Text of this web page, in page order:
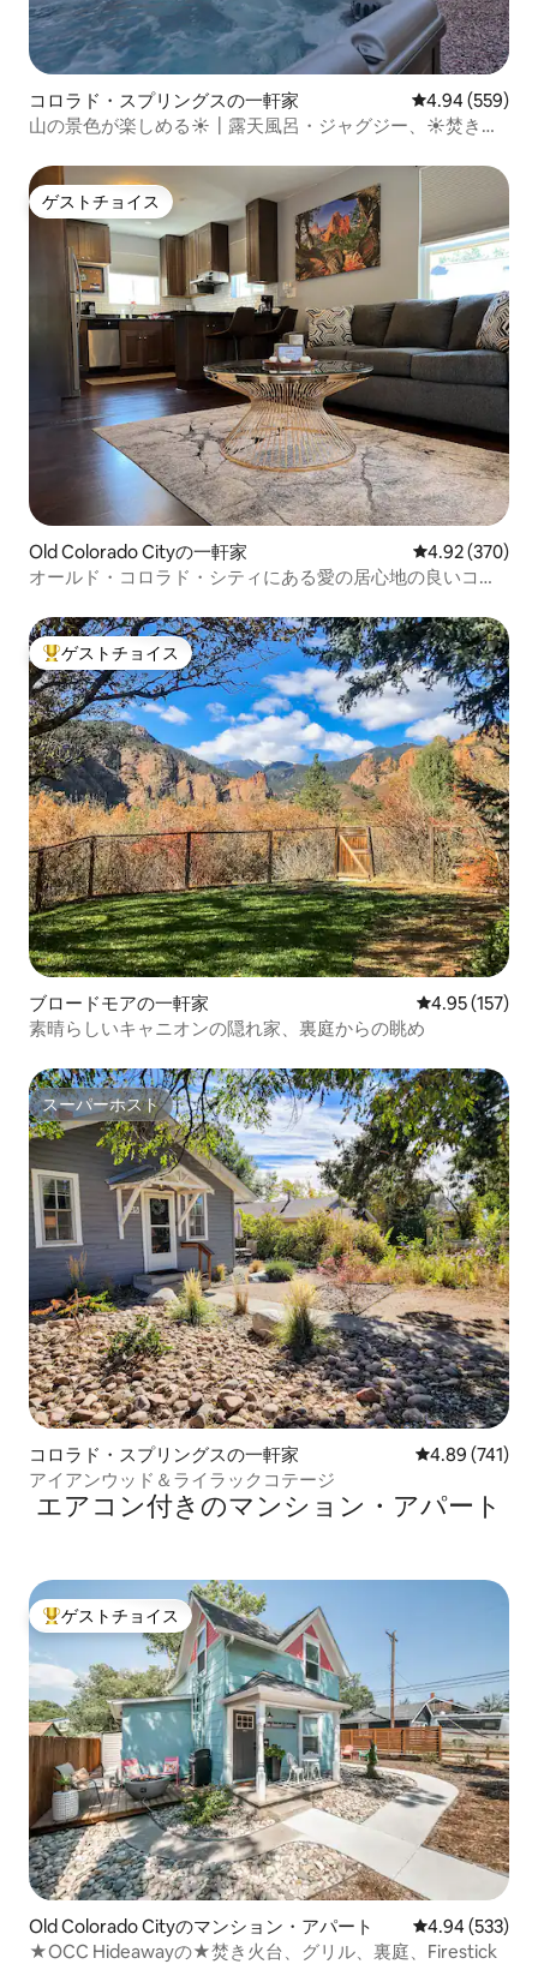
コロラド・スプリングスの一軒家 レビュー559
4.94 (559)
山の景色が楽しめる☀┃露天風呂・ジャグジー、☀焚き火
ゲストチョイス
ゲストチョイス
Old Colorado Cityの一軒家 レビュー370
4.92 (370)
オールド・コロラド・シティにある愛の居心地の良いコロ
大好評のゲストチョイスです。
ゲストチョイス
ブロードモアの一軒家 レビュー157
4.95 (157)
素晴らしいキャニオンの隠れ家、裏庭からの眺め
スーパーホスト
スーパーホスト
コロラド・スプリングスの一軒家 レビュー741
4.89 (741)
アイアンウッド＆ライラックコテージ
エアコン付きのマンション・アパート
大好評のゲストチョイスです。
ゲストチョイス
Old Colorado Cityのマンション・アパート レビュー533
4.94 (533)
★OCC Hideawayの★焚き火台、グリル、裏庭、Firestick